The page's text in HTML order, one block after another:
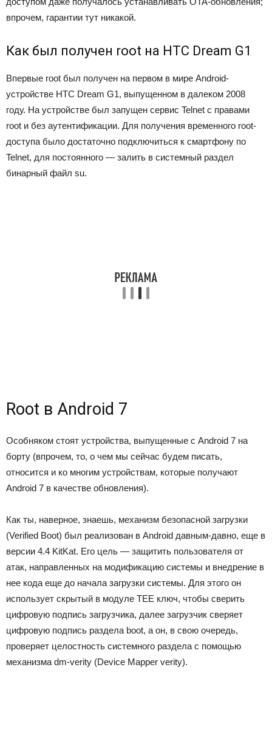
впрочем, гарантии тут никакой.
Как был получен root на HTC Dream G1
Впервые root был получен на первом в мире Android-
устройстве HTC Dream G1, выпущенном в далеком 2008
году. На устройстве был запущен сервис Telnet с правами
root и без аутентификации. Для получения временного root-
доступа было достаточно подключиться к смартфону по
Telnet, для постоянного — залить в системный раздел
бинарный файл su.
Root в Android 7
Особняком стоят устройства, выпущенные с Android 7 на
борту (впрочем, то, о чем мы сейчас будем писать,
относится и ко многим устройствам, которые получают
Android 7 в качестве обновления).
Как ты, наверное, знаешь, механизм безопасной загрузки
(Verified Boot) был реализован в Android давным-давно, еще в
версии 4.4 KitKat. Его цель — защитить пользователя от
атак, направленных на модификацию системы и внедрение в
нее кода еще до начала загрузки системы. Для этого он
использует скрытый в модуле TEE ключ, чтобы сверить
цифровую подпись загрузчика, далее загрузчик сверяет
цифровую подпись раздела boot, а он, в свою очередь,
проверяет целостность системного раздела с помощью
механизма dm-verity (Device Mapper verity).